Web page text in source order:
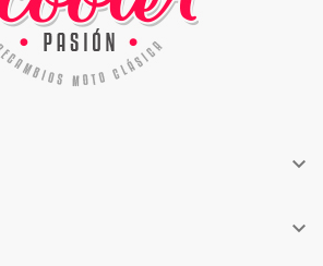

